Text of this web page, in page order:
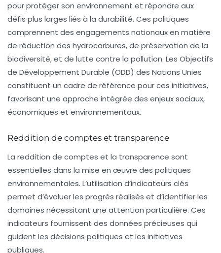
pour protéger son environnement et répondre aux
défis plus larges liés à la durabilité. Ces politiques
comprennent des engagements nationaux en matière
de réduction des hydrocarbures, de préservation de la
biodiversité, et de lutte contre la pollution. Les Objectifs
de Développement Durable (ODD) des Nations Unies
constituent un cadre de référence pour ces initiatives,
favorisant une approche intégrée des enjeux sociaux,
économiques et environnementaux.
Reddition de comptes et transparence
La reddition de comptes et la transparence sont
essentielles dans la mise en œuvre des politiques
environnementales. L’utilisation d’indicateurs clés
permet d’évaluer les progrès réalisés et d’identifier les
domaines nécessitant une attention particulière. Ces
indicateurs fournissent des données précieuses qui
guident les décisions politiques et les initiatives
publiques.